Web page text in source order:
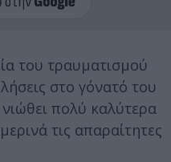
του τραυματισμού
στο γόνατό του
πολύ καλύτερα
τις απαραίτητες